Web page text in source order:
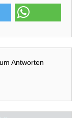
Antworten